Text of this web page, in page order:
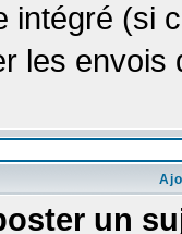
intégré (si
les
un